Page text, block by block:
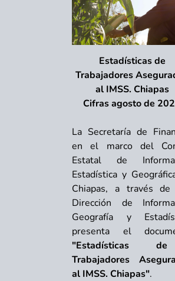
Estadísticas de
Trabajadores
al IMSS. Chiapas
Cifras agosto de
La Secretaría de
en el marco del
Estatal de
Estadística y
Chiapas, a través
Dirección de
Geografía y
presenta el
"Estadísticas de
Trabajadores
al IMSS. Chiapas".